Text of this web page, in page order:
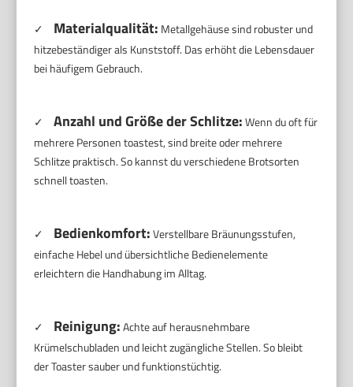
✓ Materialqualität: Metallgehäuse sind robuster und
hitzebeständiger als Kunststoff. Das erhöht die Lebensdauer
bei häufigem Gebrauch.
✓ Anzahl und Größe der Schlitze:Wenn du oft für
mehrere Personen toastest, sind breite oder mehrere
Schlitze praktisch. So kannst du verschiedene Brotsorten
schnell toasten.
✓ Bedienkomfort:Verstellbare Bräunungsstufen,
einfache Hebel und übersichtliche Bedienelemente
erleichtern die Handhabung im Alltag.
✓ Reinigung:Achte auf herausnehmbare
Krümelschubladen und leicht zugängliche Stellen. So bleibt
der Toaster sauber und funktionstüchtig.